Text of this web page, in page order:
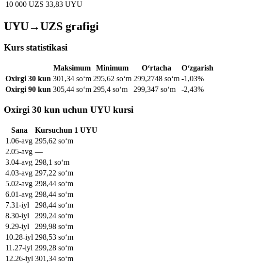
10 000 UZS 33,83 UYU
UYU→UZS grafigi
Kurs statistikasi
Maksimum Minimum O‘rtacha
O‘zgarish
Oxirgi 30 kun 301,34 soʻm 295,62 soʻm 299,2748 soʻm -1,03%
Oxirgi 90 kun 305,44 soʻm 295,4 soʻm 299,347 soʻm -2,43%
Oxirgi 30 kun uchun UYU kursi
Sana Kursuchun 1 UYU
1 .06-avg 295,62 soʻm
2.05-avg —
3.04-avg 298,1 soʻm
4.03-avg 297,22 soʻm
5.02-avg 298,44 soʻm
6.01-avg 298,44 soʻm
7.31-iyl 298,44 soʻm
8.30-iyl 299,24 soʻm
9.29-iyl 299,98 soʻm
10.28-iyl 298,53 soʻm
11 .27-iyl 299,28 soʻm
12.26-iyl 301,34 soʻm